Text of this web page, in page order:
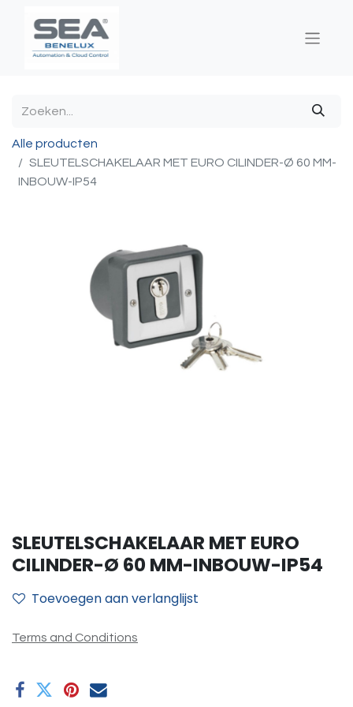
Alle producten
SLEUTELSCHAKELAAR MET EURO CILINDER-Ø 60 MM-
INBOUW-IP54
SLEUTELSCHAKELAAR MET EURO
CILINDER-Ø 60 MM-INBOUW-IP54
Toevoegen aan verlanglijst
Terms and Conditions